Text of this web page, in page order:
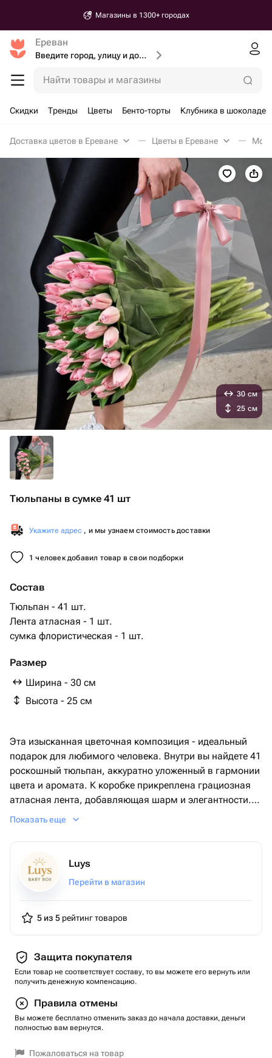
Магазины в 1300+ городах
Ереван
Введите город, улицу и дом доставки
Найти товары и магазины
Скидки Тренды Цветы Бенто-торты Клубника в шоколаде
Доставка цветов в Ереване Цветы в Ереване
Тюльпаны в сумке 41 шт
Укажите адрес , и мы узнаем стоимость доставки
1 человек добавил товар в свои подборки
Состав
Тюльпан - 41 шт.
Лента атласная - 1 шт.
сумка флористическая - 1 шт.
Размер
Ширина - 30 см
Высота - 25 см
30 см
25 см
Эта изысканная цветочная композиция - идеальный
подарок для любимого человека. Внутри вы найдете 41
роскошный тюльпан, аккуратно уложенный в гармонии
цвета и аромата. К коробке прикреплена грациозная
атласная лента, добавляющая шарм и элегантности.
Композиция упакована в стильную флористическую
красоты!
Показать еще
Luys
Перейти в магазин
5 из 5 рейтинг товаров
Защита покупателя
Если товар не соответствует составу, то вы можете его вернуть или
получить денежную компенсацию.
Правила отмены
Вы можете бесплатно отменить заказ до начала доставки, деньги
полностью вам вернутся.
Пожаловаться на товар